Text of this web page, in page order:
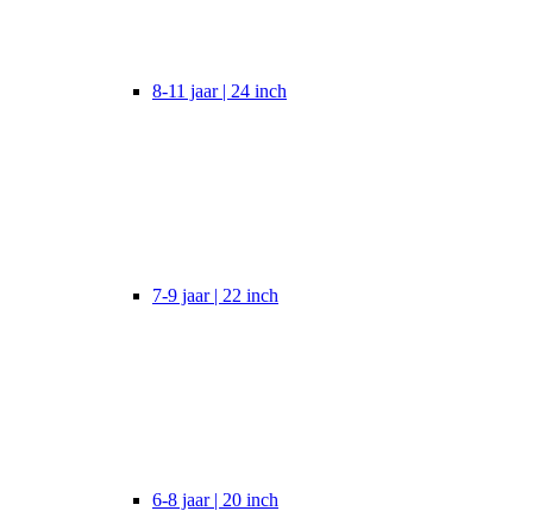
8-11 jaar | 24 inch
7-9 jaar | 22 inch
6-8 jaar | 20 inch